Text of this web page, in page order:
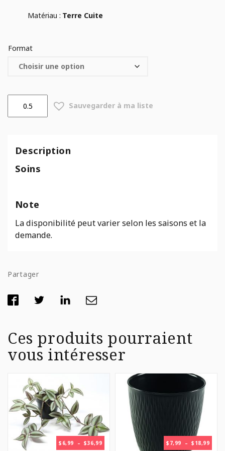
Matériau : Terre Cuite
Format
Soucoupe
Umbra
Sauvegarder à ma liste
Description
Soins
Note
La disponibilité peut varier selon les saisons et la
demande.
Partager
Ces produits pourraient
vous intéresser
$ 6,99 – $36,99PLAGE
$ 7,99 – $ 18,99